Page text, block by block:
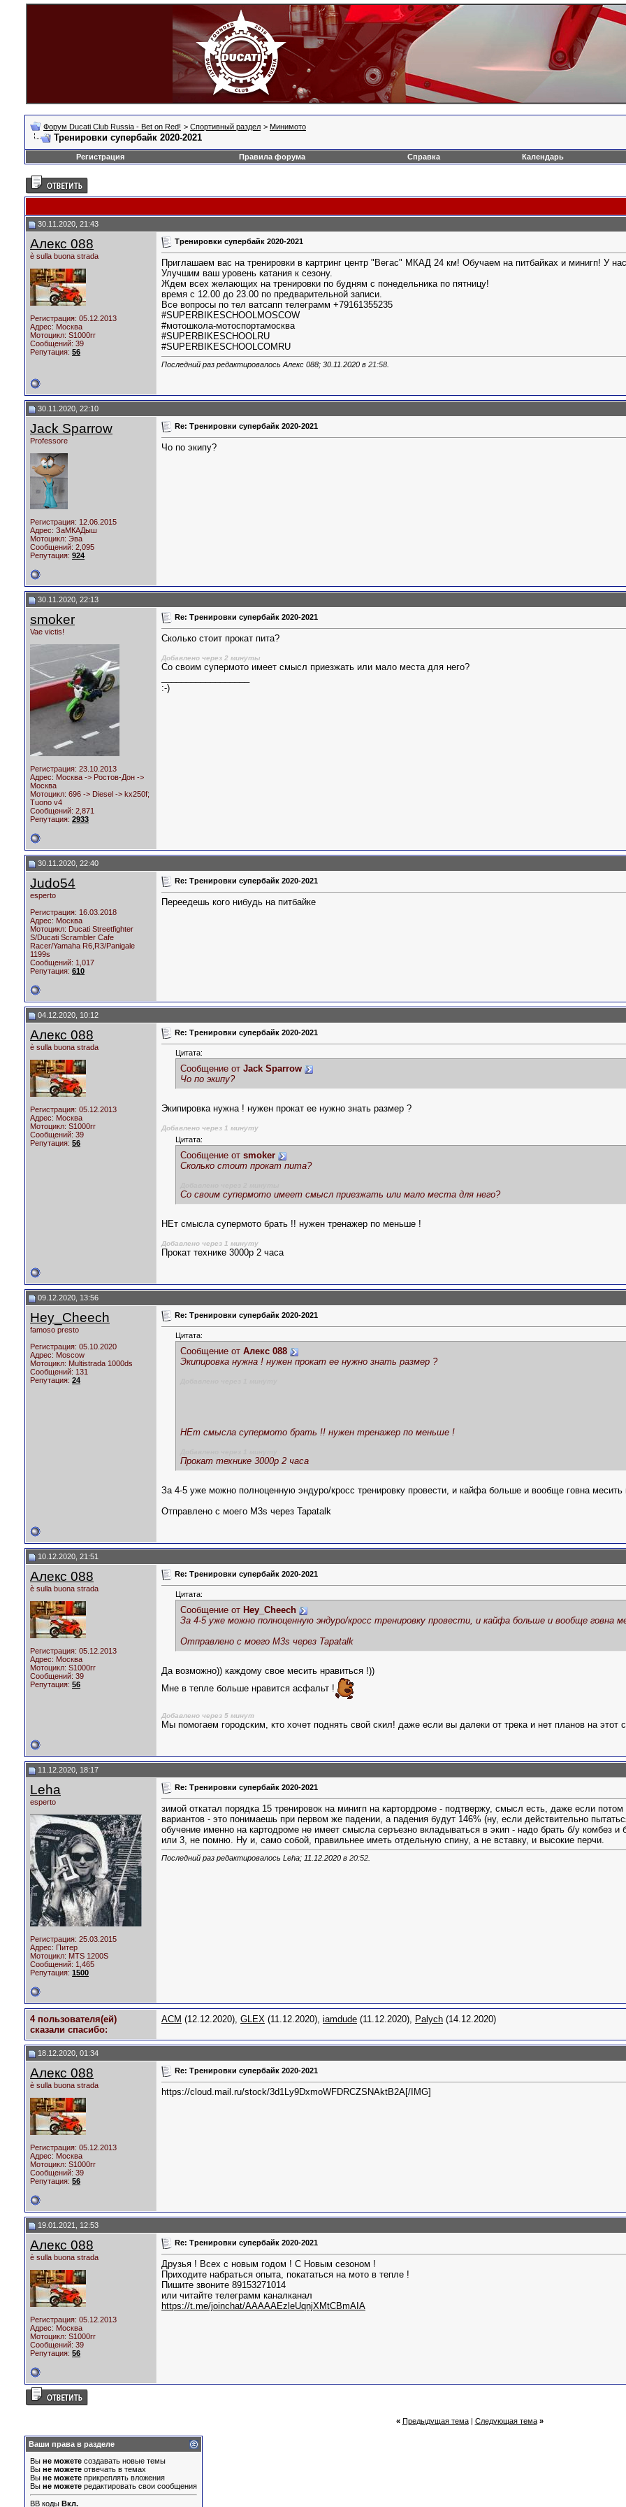
Форум Ducati Club Russia - Bet on Red! > Спортивный раздел > Минимото
Тренировки супербайк 2020-2021
Регистрация Правила форума Справка Календарь
30.11.2020, 21:43
Алекс 088
è sulla buona strada
Регистрация: 05.12.2013
Адрес: Москва
Мотоцикл: S1000rr
Сообщений: 39
Репутация: 56
Тренировки супербайк 2020-2021
Приглашаем вас на тренировки в картринг центр "Вегас" МКАД 24 км! Обучаем на питбайках и минигп! У
Улучшим ваш уровень катания к сезону.
Ждем всех желающих на тренировки по будням с понедельника по пятницу!
время с 12.00 до 23.00 по предварительной записи.
Все вопросы по тел ватсапп телеграмм +79161355235
#SUPERBIKESCHOOLMOSCOW
#мотошкола-мотоспортамосква
#SUPERBIKESCHOOLRU
#SUPERBIKESCHOOLCOMRU
Последний раз редактировалось Алекс 088; 30.11.2020 в 21:58
30.11.2020, 22:10
Jack Sparrow
Professore
Регистрация: 12.06.2015
Адрес: ЗаМКАДыш
Мотоцикл: Эва
Сообщений: 2,095
Репутация: 924
Re: Тренировки супербайк 2020-2021
Чо по экипу?
30.11.2020, 22:13
smoker
Vae victis!
Регистрация: 23.10.2013
Адрес: Москва -> Ростов-Дон ->
Москва
Мотоцикл: 696 -> Diesel -> kx250f;
Tuono v4
Сообщений: 2,871
Репутация: 2933
Re: Тренировки супербайк 2020-2021
Сколько стоит прокат пита?
Добавлено через 2 минуты
Со своим супермото имеет смысл приезжать или мало места для него?
:-)
30.11.2020, 22:40
Judo54
esperto
Регистрация: 16.03.2018
Адрес: Москва
Мотоцикл: Ducati Streetfighter
S/Ducati Scrambler Cafe
Racer/Yamaha R6,R3/Panigale
1199s
Сообщений: 1,017
Репутация: 610
Re: Тренировки супербайк 2020-2021
Переедешь кого нибудь на питбайке
04.12.2020, 10:12
Алекс 088
è sulla buona strada
Регистрация: 05.12.2013
Адрес: Москва
Мотоцикл: S1000rr
Сообщений: 39
Репутация: 56
Re: Тренировки супербайк 2020-2021
Цитата:
Сообщение от Jack Sparrow
Чо по экипу?
Экипировка нужна ! нужен прокат ее нужно знать размер ?
Добавлено через 1 минуту
Цитата:
Сообщение от smoker
Сколько стоит прокат пита?
Со своим супермото имеет смысл приезжать или мало места для него?
НЕт смысла супермото брать !! нужен тренажер по меньше !
Добавлено через 1 минуту
Прокат технике 3000р 2 часа
09.12.2020, 13:56
Hey_Cheech
famoso presto
Регистрация: 05.10.2020
Адрес: Moscow
Мотоцикл: Multistrada 1000ds
Сообщений: 131
Репутация: 24
Re: Тренировки супербайк 2020-2021
Цитата:
Сообщение от Алекс 088
Экипировка нужна ! нужен прокат ее нужно знать размер ?
НЕт смысла супермото брать !! нужен тренажер по меньше !
Прокат технике 3000р 2 часа
За 4-5 уже можно полноценную эндуро/кросс тренировку провести, и кайфа больше и вообще говна месить
Отправлено с моего M3s через Tapatalk
10.12.2020, 21:51
Алекс 088
è sulla buona strada
Регистрация: 05.12.2013
Адрес: Москва
Мотоцикл: S1000rr
Сообщений: 39
Репутация: 56
Re: Тренировки супербайк 2020-2021
Цитата:
Сообщение от Hey_Cheech
За 4-5 уже можно полноценную эндуро/кросс тренировку провести, и кайфа больше и вообще говна
Отправлено с моего M3s через Tapatalk
Да возможно)) каждому свое месить нравиться !))
Мне в тепле больше нравится асфальт !
Добавлено через 5 минут
Мы помогаем городским, кто хочет поднять свой скил! даже если вы далеки от трека и нет планов на
11.12.2020, 18:17
Leha
esperto
Регистрация: 25.03.2015
Адрес: Питер
Мотоцикл: MTS 1200S
Сообщений: 1,465
Репутация: 1500
Re: Тренировки супербайк 2020-2021
зимой откатал порядка 15 тренировок на минигп на картордроме - подтвержу, смысл есть, даже если
вариантов - это понимаешь при первом же падении, а падения будут 146% (ну, если действительно
обучение именно на картодроме не имеет смысла серъезно вкладываться в экип - надо брать б/у комбез
или 3, не помню. Ну и, само собой, правильнее иметь отдельную спину, а не вставку, и высокие перчи.
Последний раз редактировалось Leha; 11.12.2020 в 20:52
4 пользователя(ей)
сказали cпасибо:
ACM (12.12.2020), GLEX (11.12.2020), iamdude (11.12.2020), Palych (14.12.2020)
18.12.2020, 01:34
Алекс 088
è sulla buona strada
Регистрация: 05.12.2013
Адрес: Москва
Мотоцикл: S1000rr
Сообщений: 39
Репутация: 56
Re: Тренировки супербайк 2020-2021
https://cloud.mail.ru/stock/3d1Ly9DxmoWFDRCZSNAktB2A[/IMG]
19.01.2021, 12:53
Алекс 088
è sulla buona strada
Регистрация: 05.12.2013
Адрес: Москва
Мотоцикл: S1000rr
Сообщений: 39
Репутация: 56
Re: Тренировки супербайк 2020-2021
Друзья ! Всех с новым годом ! С Новым сезоном !
Приходите набраться опыта, покататься на мото в тепле !
Пишите звоните 89153271014
или читайте телеграмм каналканал
https://t.me/joinchat/AAAAAEzleUqnjXMtCBmAIA
« Предыдущая тема| Следующая тема »
Ваши права в разделе
Вы не можете создавать новые темы
Вы не можете отвечать в темах
Вы не можете прикреплять вложения
Вы не можете редактировать свои сообщения
BB коды Вкл.